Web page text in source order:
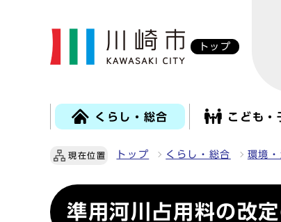
トップ
くらし・総合 こども・
現在位置 トップ くらし・総合 環境
準用河川占用料の改